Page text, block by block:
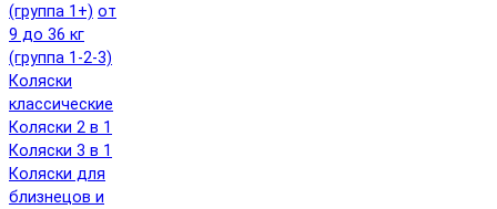
(группа 1+) от
9 до 36 кг
(группа 1-2-3)
Коляски
классические
Коляски 2 в 1
Коляски 3 в 1
Коляски для
близнецов и